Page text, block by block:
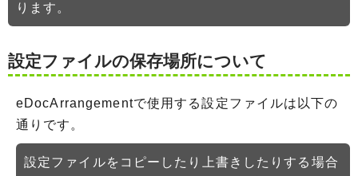
ります。
設定ファイルの保存場所について
eDocArrangementで使用する設定ファイルは以下の
通りです。
設定ファイルをコピーしたり上書きしたりする場合